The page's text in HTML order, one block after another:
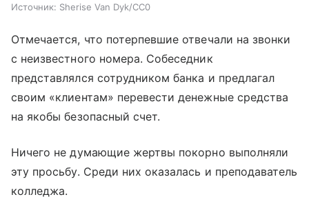
Источник: Sherise Van Dyk/CC0
Отмечается, что потерпевшие отвечали на звонки
с неизвестного номера. Собеседник
представлялся сотрудником банка и предлагал
своим «клиентам» перевести денежные средства
на якобы безопасный счет.
Ничего не думающие жертвы покорно выполняли
эту просьбу. Среди них оказалась и преподаватель
колледжа.